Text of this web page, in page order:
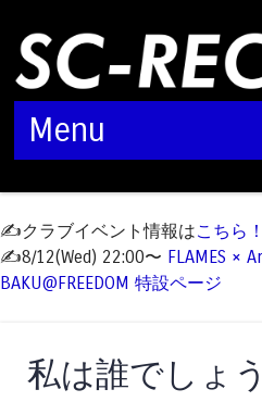
Menu
✍️クラブイベント情報はこちら！
✍️8/12(Wed) 22:00〜 FLAMES ×
BAKU@FREEDOM 特設ページ
私は誰でしょ